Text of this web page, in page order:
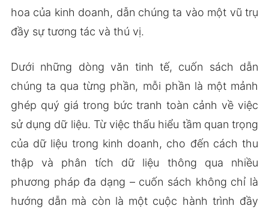
hoa của kinh doanh, dẫn chúng ta vào một vũ trụ
đầy sự tương tác và thú vị.
Dưới những dòng văn tinh tế, cuốn sách dẫn
chúng ta qua từng phần, mỗi phần là một mảnh
ghép quý giá trong bức tranh toàn cảnh về việc
sử dụng dữ liệu. Từ việc thấu hiểu tầm quan trọng
của dữ liệu trong kinh doanh, cho đến cách thu
thập và phân tích dữ liệu thông qua nhiều
phương pháp đa dạng – cuốn sách không chỉ là
hướng dẫn mà còn là một cuộc hành trình đầy